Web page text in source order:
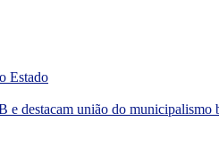
Estado
e destacam união do municipalismo